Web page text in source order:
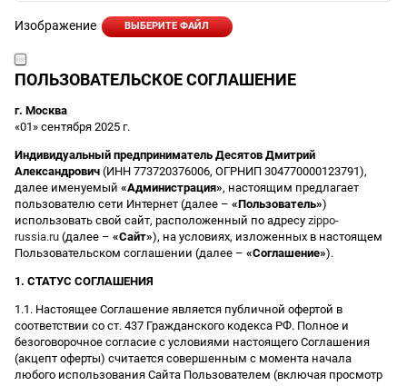
Изображение ВЫБЕРИТЕ ФАЙЛ
ПОЛЬЗОВАТЕЛЬСКОЕ СОГЛАШЕНИЕ
г. Москва
«01» сентября 2025 г.
Индивидуальный предприниматель Десятов Дмитрий
Александрович (ИНН 773720376006, ОГРНИП 304770000123791),
далее именуемый «Администрация», настоящим предлагает
пользователю сети Интернет (далее – «Пользователь»)
использовать свой сайт, расположенный по адресу zippo-
russia.ru (далее – «Сайт»), на условиях, изложенных в настоящем
Пользовательском соглашении (далее – «Соглашение»).
1. СТАТУС СОГЛАШЕНИЯ
1.1. Настоящее Соглашение является публичной офертой в
соответствии со ст. 437 Гражданского кодекса РФ. Полное и
безоговорочное согласие с условиями настоящего Соглашения
(акцепт оферты) считается совершенным с момента начала
любого использования Сайта Пользователем (включая просмотр